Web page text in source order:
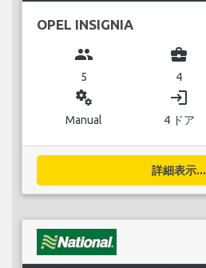
OPEL INSIGNIA
group
5
business_center
4
miscellaneous_services
Manual
login
4 ドア
詳細表示...